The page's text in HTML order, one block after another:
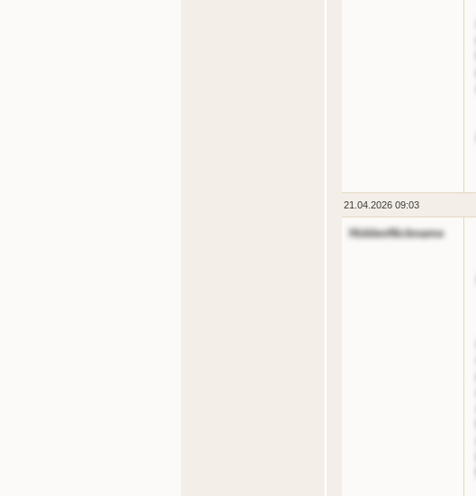
21.04.2026 09:03
HiddenNickname